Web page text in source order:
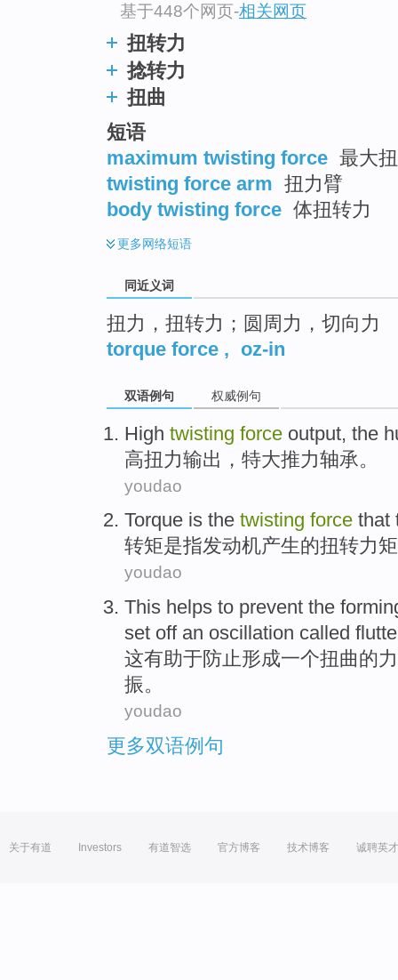
基于448个网页-相关网页
扭转力
捻转力
扭曲
短语
maximum twisting force 最大
twisting force arm 扭力臂
body twisting force 体扭转力
更多网络短语
同近义词
扭力，扭转力；圆周力，切向力
torque force , oz-in
双语例句 权威例句
High twisting force output, the
高扭力输出 ， 特大推力轴承。
youdao
Torque is the twisting force that
转矩是指发动机产生的扭转力
youdao
This helps to prevent the
set off an oscillation called
这有助于防止形成一个扭曲的
振。
youdao
更多双语例句
关于有道 Investors 有道智选 官方博客 技术博客 诚聘英才